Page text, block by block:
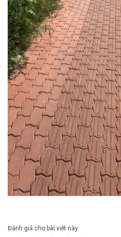
Đánh giá cho bài viết này